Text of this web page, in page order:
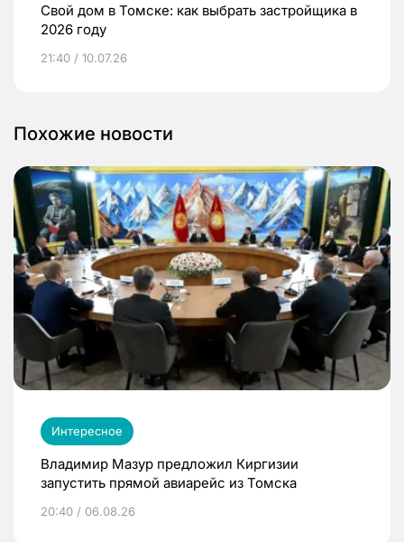
Свой дом в Томске: как выбрать застройщика в
2026 году
21:40 / 10.07.26
Похожие новости
Интересное
Владимир Мазур предложил Киргизии
запустить прямой авиарейс из Томска
20:40 / 06.08.26